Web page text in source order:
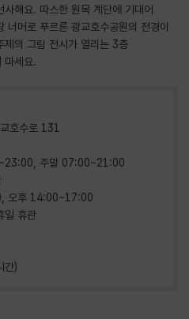
해요. 따스한 원목 계단에 기대어
머로 푸르른 광교호수공원의 전경이
제의 그림 전시가 열리는 3층
마세요.
호수로 131
주말 07:00~21:00
오후 14:00~17:00
일 휴관
간)